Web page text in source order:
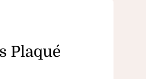
Plaqué